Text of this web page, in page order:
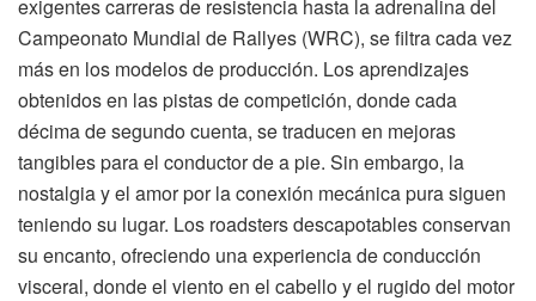
exigentes carreras de resistencia hasta la adrenalina del
Campeonato Mundial de Rallyes (WRC), se filtra cada vez
más en los modelos de producción. Los aprendizajes
obtenidos en las pistas de competición, donde cada
décima de segundo cuenta, se traducen en mejoras
tangibles para el conductor de a pie. Sin embargo, la
nostalgia y el amor por la conexión mecánica pura siguen
teniendo su lugar. Los roadsters descapotables conservan
su encanto, ofreciendo una experiencia de conducción
visceral, donde el viento en el cabello y el rugido del motor